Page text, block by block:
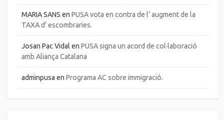
MARIA SANS en PUSA vota en contra de l’ augment de la
TAXA d’ escombraries.
Josan Pac Vidal en PUSA signa un acord de col·laboració
amb Aliança Catalana
adminpusa en Programa AC sobre immigració.